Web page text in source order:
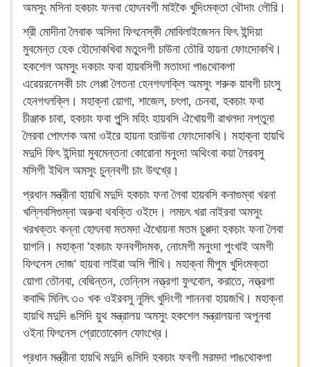
অমসুং মসিনা হকচাং ফনবা হোৎনবগী মাইকৈ খুদিংমক্তা থৌদাং লৌরি।
শ্রী মোদীনা লৈবাক অসিদা ফিৎনেস্কী মোবিলাইজেসন ফিৎ ইন্দিয়া
মুবমেন্ত হেক হৌদোকখিবা মতুংদগী চাউনা তৌরি হায়না ফোংদোকখি।
হকশেল অমসুং দকচাং ফবা হায়বসিগী মতাংদা পাঙথোকপা
এৱেয়রনেসকী চাং লেপ্পা লৈতনা হেনগৎলক্লি অমসুং শরুক য়াবগী চাংসু
হেনগৎলক্লি। মহাক্না য়োগা, শাজেল, চৎপা, চেনবা, হকচাং ফবা
চীঞ্জাক চাবা, হকচাং ফবা পুন্সি মহিং হায়বসি ঐখোয়গী ৱাখলদা নপ্তুনা
লৈরবা পোৎশক অমা ওইরে হায়না হরাউবা ফোংদোকখি। মহাক্না হায়খি
মদুদি ফিৎ ইন্দিয়া মুবমেন্তনা কোরোনা মনুংদা অথিংবা কয়া লৈরবসু
মসিগী ইথিল অমসুং চুন্নবগী চাং উৎখ্রে।
প্রধান মন্ত্রীনা হায়খি মদুদি হকচাং ফনা লৈবা হায়বসি কনাগুম্বা খরনা
খল্লিবসিগুম্না অরুবা থবক্তি ওইদে। লমচৎ খরা নাইরবা অমসুং
খরখক্তং কন্না হোৎনবা মতমদা ঐখোয়না মতম চুপ্পদা হকচাং ফনা লৈবা
য়াগনি। মহাক্না 'হকচাং ফনবগীদমক, নোংমগী মনুংদা পুংখাই অমগী
ফিৎনেস দোজ' হায়বা লাইৱা অসি পীখি। মহাক্না মীপুম খুদিংমক্তা
য়োগা তৌনবা, বেদ্মিন্তন, তেন্নিস নত্ত্রগা ফুৎবোল, করাতে, নত্ত্রগা
কবাদ্দি মিনিৎ ৩০ খক ওইরবসু নুমিৎ খুদিংগী শাননবা হায়জখি। মহাক্না
হায়খি মদুদি ঙসিদি য়ুথ মন্ত্রালয় অমসুং হকশেল মন্ত্রালয়না অপুনবা
ওইনা ফিৎনেস প্রোতোকোল ফোংখ্রে।
প্রধান মন্ত্রীনা হায়খি মদুদি ঙসিদি হকচাং ফবগী মরমদা পাঙথোকপা